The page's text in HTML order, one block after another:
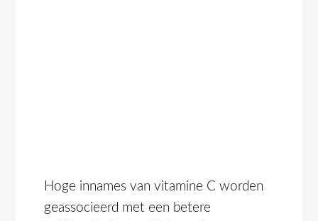
Hoge innames van vitamine C worden
geassocieerd met een betere